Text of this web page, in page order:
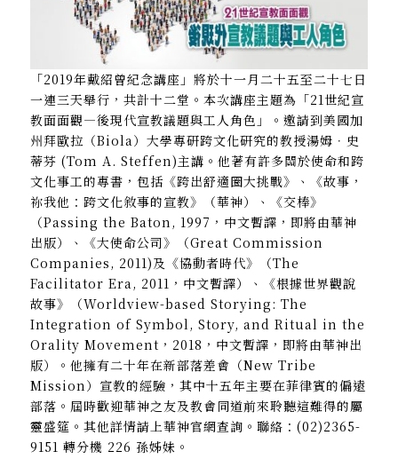
「2019年戴紹曾紀念講座」將於十一月二十五至二十七日
一連三天舉行，共計十二堂。本次講座主題為「21世紀宣
教面面觀—後現代宣教議題與工人角色」。邀請到美國加
州拜歐拉（Biola）大學專研跨文化研究的教授湯姆．史
蒂芬 (Tom A. Steffen)主講。他著有許多關於使命和跨
文化事工的專書，包括《跨出舒適圈大挑戰》、《故事，
祢我他：跨文化敘事的宣教》（華神）、《交棒》
（Passing the Baton, 1997，中文暫譯，即將由華神
出版）、《大使命公司》（Great Commission
Companies, 2011)及《協動者時代》（The
Facilitator Era, 2011，中文暫譯）、《根據世界觀說
故事》（Worldview-based Storying: The
Integration of Symbol, Story, and Ritual in the
Orality Movement，2018，中文暫譯，即將由華神出
版）。他擁有二十年在新部落差會（New Tribe
Mission）宣教的經驗，其中十五年主要在菲律賓的偏遠
部落。屆時歡迎華神之友及教會同道前來聆聽這難得的屬
靈盛筵。其他詳情請上華神官網查詢。聯絡：(02)2365-
9151 轉分機 226 孫姊妹。